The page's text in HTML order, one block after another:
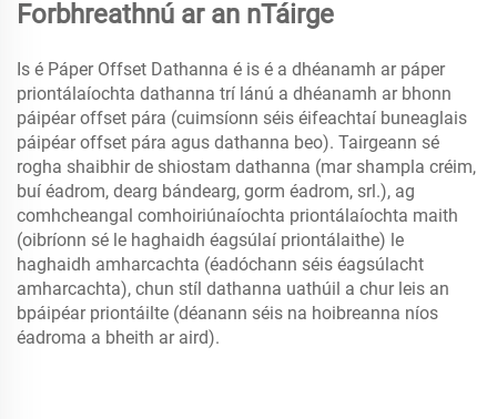
Forbhreathnú ar an nTáirge
Is é Páper Offset Dathanna é is é a dhéanamh ar páper
priontálaíochta dathanna trí lánú a dhéanamh ar bhonn
páipéar offset pára (cuimsíonn séis éifeachtaí buneaglais
páipéar offset pára agus dathanna beo). Tairgeann sé
rogha shaibhir de shiostam dathanna (mar shampla créim,
buí éadrom, dearg bándearg, gorm éadrom, srl.), ag
comhcheangal comhoiriúnaíochta priontálaíochta maith
(oibríonn sé le haghaidh éagsúlaí priontálaithe) le
haghaidh amharcachta (éadóchann séis éagsúlacht
amharcachta), chun stíl dathanna uathúil a chur leis an
bpáipéar priontáilte (déanann séis na hoibreanna níos
éadroma a bheith ar aird).